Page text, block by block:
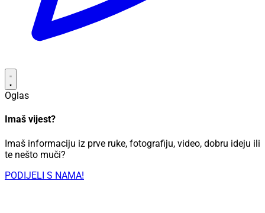
Oglas
Imaš vijest?
Imaš informaciju iz prve ruke, fotografiju, video, dobru ideju ili
te nešto muči?
PODIJELI S NAMA!